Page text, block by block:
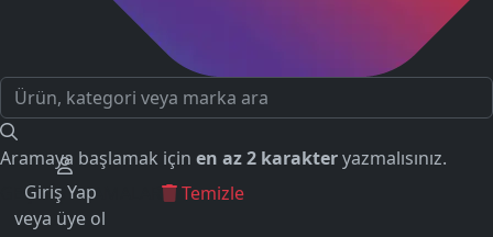
Aramaya başlamak için en az 2 karakteryazmalısınız.
GEÇMİŞ ARAMALAR
Temizle
Giriş Yap
veya üye ol